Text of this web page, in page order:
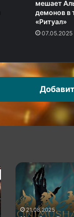
мешает
демонов в
«Ритуал»
07.05.2025
КГ
играет:
Black
Myth:
Wukong,
07.08.2025